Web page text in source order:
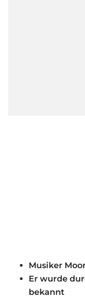
Musiker
Er wurde
bekannt